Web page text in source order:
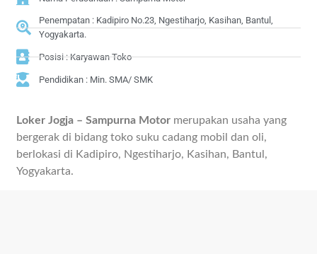
Penempatan : Kadipiro No.23, Ngestiharjo, Kasihan, Bantul,
Yogyakarta.
Posisi : Karyawan Toko
Pendidikan : Min. SMA/ SMK
Loker Jogja – Sampurna Motor merupakan usaha yang
bergerak di bidang toko suku cadang mobil dan oli,
berlokasi di Kadipiro, Ngestiharjo, Kasihan, Bantul,
Yogyakarta.